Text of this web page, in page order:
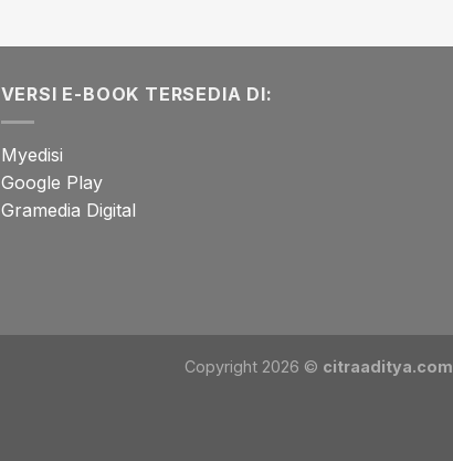
VERSI E-BOOK TERSEDIA DI:
Myedisi
Google Play
Gramedia Digital
Copyright 2026 © citraaditya.com